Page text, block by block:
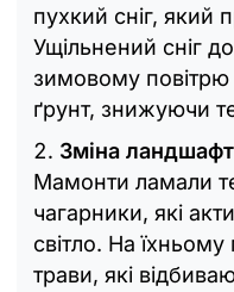
пухкий сніг, який
Ущільнений сніг
зимовому
ґрунт, знижуючи
Зміна
Мамонти ламали
чагарники, які
світло. На їхньому
трави, які